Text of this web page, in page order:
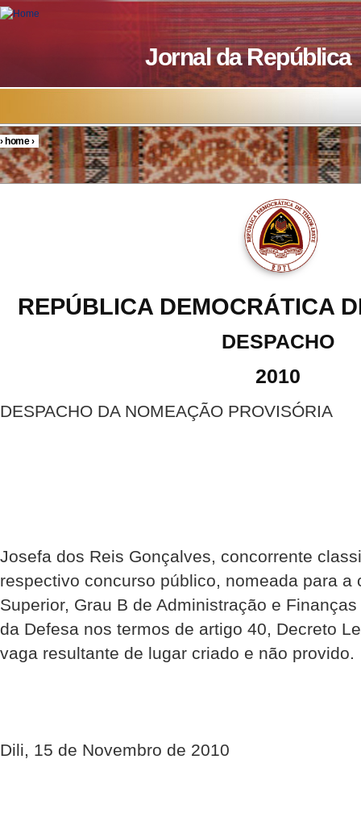
Skip to main content
Jornal da República
You are here
›home›
REPÚBLICA DEMOCRÁTICA
DESPACHO
2010
DESPACHO DA NOMEAÇÃO PROVISÓRIA
Josefa dos Reis Gonçalves, concorrente
respectivo concurso público, nomeada para a
Superior, Grau B de Administração e
da Defesa nos termos de artigo 40, Decreto
vaga resultante de lugar criado e não provido.
Dili, 15 de Novembro de 2010